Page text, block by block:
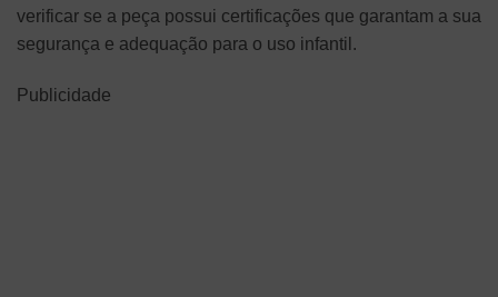
verificar se a peça possui certificações que garantam a sua
segurança e adequação para o uso infantil.
Publicidade